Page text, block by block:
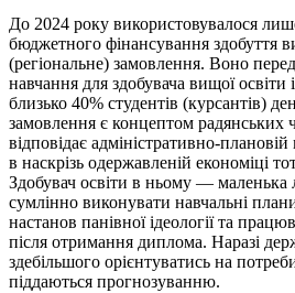
До 2024 року використовувалося
бюджетного фінансування здобуття
(регіональне) замовлення. Воно
навчання для здобувача вищої освіти
близько 40% студентів (курсантів)
замовлення є концептом радянських
відповідає адміністративно-
в наскрізь одержавленій економіці
Здобувач освіти в ньому — маленька
сумлінно виконувати навчальні
настанов панівної ідеології та
після отримання диплома. Наразі
здебільшого орієнтуватись на
піддаються прогнозуванню.